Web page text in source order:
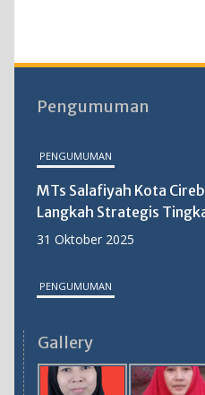
Pengumuman
PENGUMUMAN
MTs Salafiyah Kota
Langkah Strategis
31 Oktober 2025
PENGUMUMAN
Hari Sumpah Pemuda
28 Oktober 2024
Gallery